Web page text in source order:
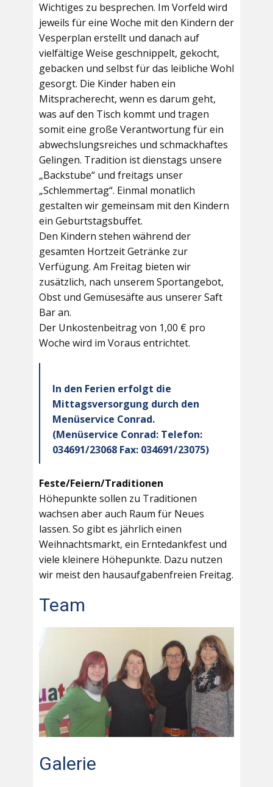
Wichtiges zu besprechen. Im Vorfeld wird
jeweils für eine Woche mit den Kindern der
Vesperplan erstellt und danach auf
vielfältige Weise geschnippelt, gekocht,
gebacken und selbst für das leibliche Wohl
gesorgt. Die Kinder haben ein
Mitspracherecht, wenn es darum geht,
was auf den Tisch kommt und tragen
somit eine große Verantwortung für ein
abwechslungsreiches und schmackhaftes
Gelingen. Tradition ist dienstags unsere
„Backstube“ und freitags unser
„Schlemmertag“. Einmal monatlich
gestalten wir gemeinsam mit den Kindern
ein Geburtstagsbuffet.
Den Kindern stehen während der
gesamten Hortzeit Getränke zur
Verfügung. Am Freitag bieten wir
zusätzlich, nach unserem Sportangebot,
Obst und Gemüsesäfte aus unserer Saft
Bar an.
Der Unkostenbeitrag von 1,00 € pro
Woche wird im Voraus entrichtet.
In den Ferien erfolgt die
Mittagsversorgung durch den
Menüservice Conrad.
(Menüservice Conrad: Telefon:
034691/23068 Fax: 034691/23075)
Feste/Feiern/Traditionen
Höhepunkte sollen zu Traditionen
wachsen aber auch Raum für Neues
lassen. So gibt es jährlich einen
Weihnachtsmarkt, ein Erntedankfest und
viele kleinere Höhepunkte. Dazu nutzen
wir meist den hausaufgabenfreien Freitag.
Team
Galerie